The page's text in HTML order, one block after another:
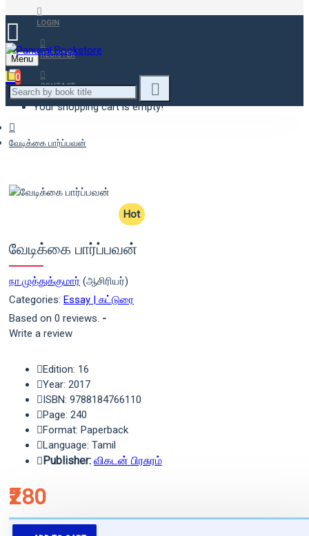
LOGIN
REGISTER
CONTACT
Menu
0
Your shopping cart is empty!
வேடிக்கை பார்ப்பவன்
Hot
வேடிக்கை பார்ப்பவன்
நா.முத்துக்குமார் (ஆசிரியர்)
Categories: Essay | கட்டுரை
Based on 0 reviews. -
Write a review
₹280
Edition: 16
Year: 2017
ISBN: 9788184766110
Page: 240
Format: Paperback
Language: Tamil
Publisher: விகடன் பிரசுரம்
புத்தகம் 3 - 7 நாட்களில் அனுப்பி